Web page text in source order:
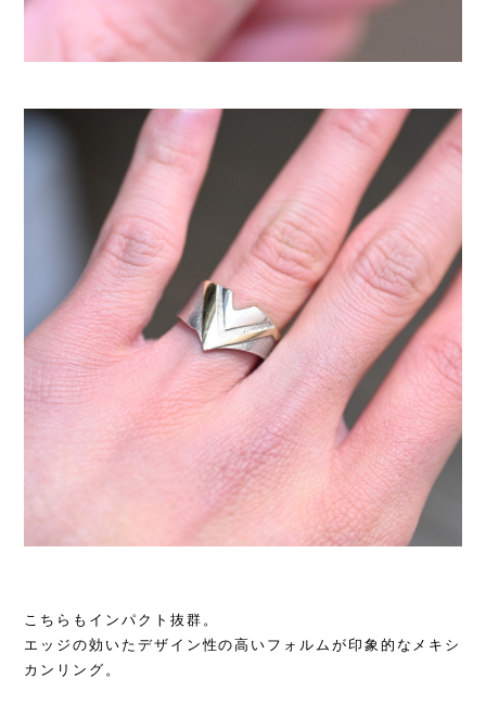
こちらもインパクト抜群。
エッジの効いたデザイン性の高いフォルムが印象的なメキシ
カンリング。